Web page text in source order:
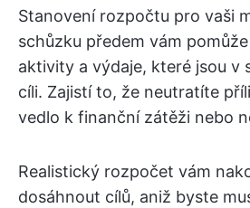
Stanovení rozpočtu pro vaši
schůzku předem vám
aktivity a výdaje, které jsou v
cíli. Zajistí to, že neutratíte
vedlo k finanční zátěži nebo
Realistický rozpočet vám
dosáhnout cílů, aniž byste